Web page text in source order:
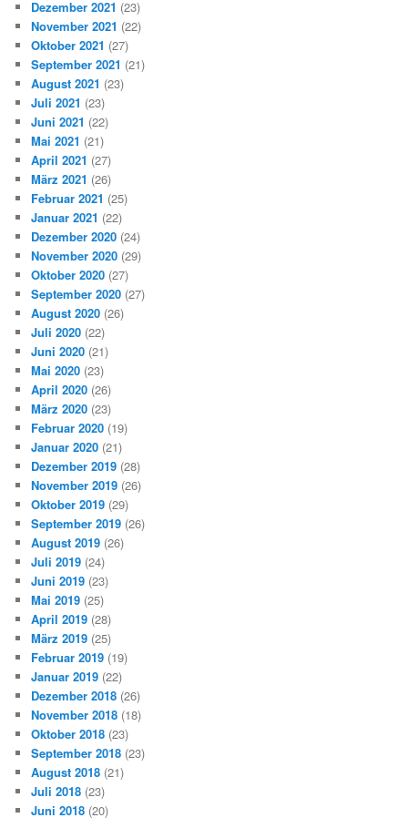
Dezember 2021 (23)
November 2021 (22)
Oktober 2021 (27)
September 2021 (21)
August 2021 (23)
Juli 2021 (23)
Juni 2021 (22)
Mai 2021 (21)
April 2021 (27)
März 2021 (26)
Februar 2021 (25)
Januar 2021 (22)
Dezember 2020 (24)
November 2020 (29)
Oktober 2020 (27)
September 2020 (27)
August 2020 (26)
Juli 2020 (22)
Juni 2020 (21)
Mai 2020 (23)
April 2020 (26)
März 2020 (23)
Februar 2020 (19)
Januar 2020 (21)
Dezember 2019 (28)
November 2019 (26)
Oktober 2019 (29)
September 2019 (26)
August 2019 (26)
Juli 2019 (24)
Juni 2019 (23)
Mai 2019 (25)
April 2019 (28)
März 2019 (25)
Februar 2019 (19)
Januar 2019 (22)
Dezember 2018 (26)
November 2018 (18)
Oktober 2018 (23)
September 2018 (23)
August 2018 (21)
Juli 2018 (23)
Juni 2018 (20)